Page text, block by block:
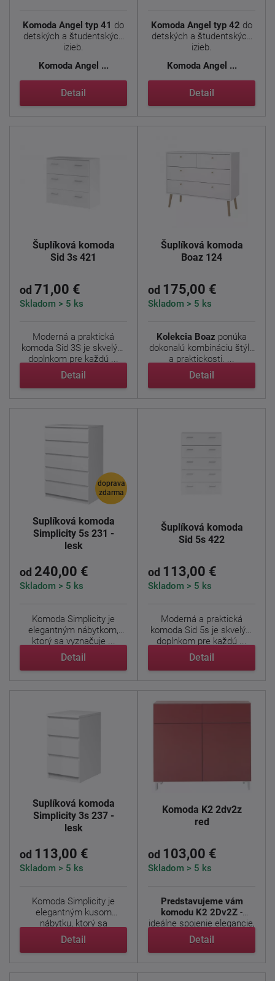
Komoda Angel typ 41 do
detských a študentských
izieb.
KomodaAngel ...
Detail
Komoda Angel typ 42 do
detských a študentských
izieb.
KomodaAngel ...
Detail
Šuplíková komoda
Sid 3s 421
od 71,00 €
Skladom > 5 ks
Moderná a praktická
komoda Sid 3S je skvelým
doplnkom pre každú ...
Detail
Šuplíková komoda
Boaz 124
od 175,00 €
Skladom > 5 ks
Kolekcia Boaz ponúka
dokonalú kombináciu štýlu
a praktickosti. ...
Detail
doprava
zdarma
Šuplíková komoda
Simplicity 5s 231 -
lesk
od 240,00 €
Skladom > 5 ks
Komoda Simplicity je
elegantným nábytkom,
ktorý sa vyznačuje ...
Detail
Šuplíková komoda
Sid 5s 422
od 113,00 €
Skladom > 5 ks
Moderná a praktická
komoda Sid 5s je skvelým
doplnkom pre každú ...
Detail
Šuplíková komoda
Simplicity 3s 237 -
lesk
od 113,00 €
Skladom > 5 ks
Komoda Simplicity je
elegantným kusom
nábytku, ktorý sa
vyznačuje ...
Detail
Komoda K2 2dv2z
red
od 103,00 €
Skladom > 5 ks
Predstavujeme vám
komodu K2 2Dv2Z -
ideálne spojenie elegancie,
...
Detail